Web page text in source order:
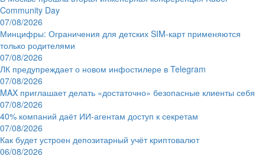
Community Day
07/08/2026
Минцифры: Ограничения для детских SIM-карт применяются
только родителями
07/08/2026
ЛК предупреждает о новом инфостилере в Telegram
07/08/2026
MAX приглашает делать «достаточно» безопасные клиенты себя
07/08/2026
40% компаний даёт ИИ‑агентам доступ к секретам
07/08/2026
Как будет устроен депозитарный учёт криптовалют
06/08/2026